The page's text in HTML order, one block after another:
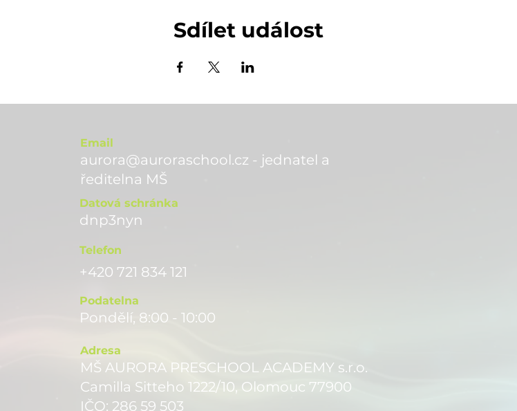
Sdílet událost
Email
aurora@auroraschool.cz - jednatel a
ředitelna MŠ
Datová schránka
dnp3nyn
Telefon
+420 721 834 121
Podatelna
Pondělí, 8:00 - 10:00
Adresa
MŠ AURORA PRESCHOOL ACADEMY s.r.o.
Camilla Sitteho 1222/10, Olomouc 77900
IČO: 286 59 503